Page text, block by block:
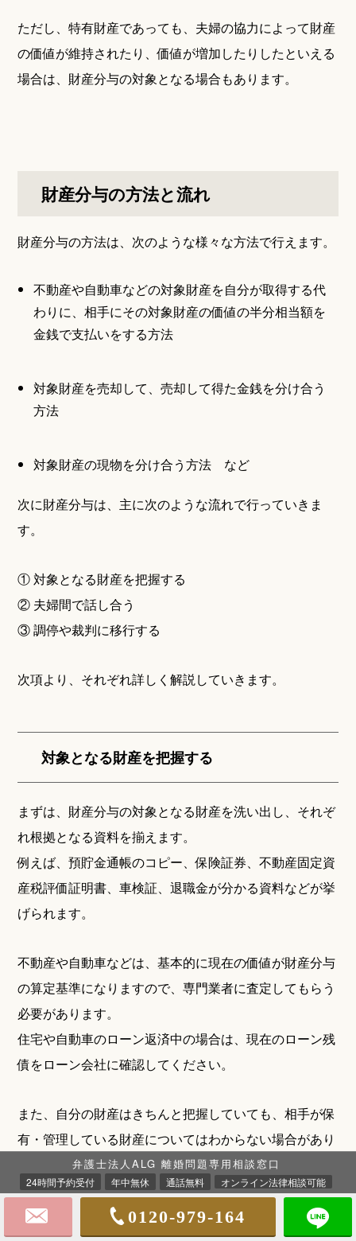
ただし、特有財産であっても、夫婦の協力によって財産
の価値が維持されたり、価値が増加したりしたといえる
場合は、財産分与の対象となる場合もあります。
財産分与の方法と流れ
財産分与の方法は、次のような様々な方法で行えます。
不動産や自動車などの対象財産を自分が取得する代
わりに、相手にその対象財産の価値の半分相当額を
金銭で支払いをする方法
対象財産を売却して、売却して得た金銭を分け合う
方法
対象財産の現物を分け合う方法 など
次に財産分与は、主に次のような流れで行っていきま
す。
① 対象となる財産を把握する
② 夫婦間で話し合う
③ 調停や裁判に移行する
次項より、それぞれ詳しく解説していきます。
対象となる財産を把握する
まずは、財産分与の対象となる財産を洗い出し、それぞ
れ根拠となる資料を揃えます。
例えば、預貯金通帳のコピー、保険証券、不動産固定資
産税評価証明書、車検証、退職金が分かる資料などが挙
げられます。
不動産や自動車などは、基本的に現在の価値が財産分与
の算定基準になりますので、専門業者に査定してもらう
必要があります。
住宅や自動車のローン返済中の場合は、現在のローン残
債をローン会社に確認してください。
また、自分の財産はきちんと把握していても、相手が保
有・管理している財産についてはわからない場合があり
相手の財産がわからない場合は、銀行や保険会社などか
ら封書やハガキが届いていないか確認してください。届
弁護士法人ALG 離婚問題専用相談窓口
24時間予約受付 年中無休 通話無料 オンライン法律相談可能
0120-979-164